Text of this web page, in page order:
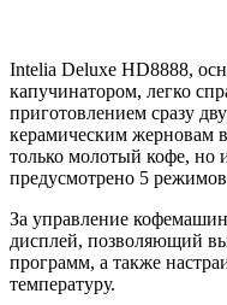
Intelia Deluxe HD8888,
капучинатором, легко
приготовлением сразу
керамическим жерновам
только молотый кофе, но
предусмотрено 5
За управление
дисплей, позволяющий
программ, а также
температуру.